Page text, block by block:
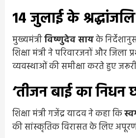
14 जुलाई के
मुख्यमंत्रीविष्णुदेव सायके
शिक्षा मंत्री ने परिवारजनों और
व्यवस्थाओं की समीक्षा करते हुए जरूरी
‘तीजन बाई का निधन
शिक्षा मंत्री गजेंद्र यादव ने कहा कि
की सांस्कृतिक विरासत के लिए